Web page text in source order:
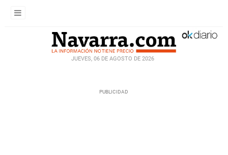
JUEVES, 06 DE AGOSTO DE 2026